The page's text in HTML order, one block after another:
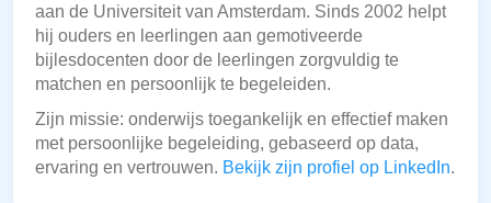
aan de Universiteit van Amsterdam. Sinds 2002 helpt
hij ouders en leerlingen aan gemotiveerde
bijlesdocenten door de leerlingen zorgvuldig te
matchen en persoonlijk te begeleiden.
Zijn missie: onderwijs toegankelijk en effectief maken
met persoonlijke begeleiding, gebaseerd op data,
ervaring en vertrouwen. Bekijk zijn profiel op LinkedIn.